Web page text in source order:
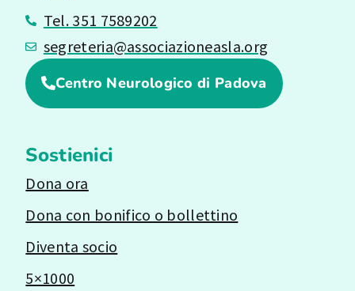
Sostienici
Dona ora
Dona con bonifico o bollettino
Diventa socio
5×1000
Tel. 351 7589202
segreteria@associazioneasla.org
Centro Neurologico di Padova